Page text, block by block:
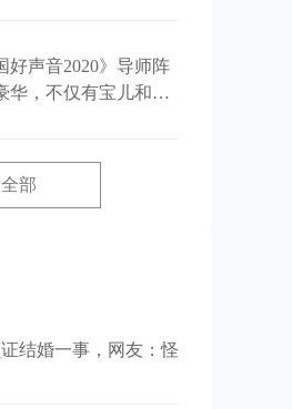
好声音2020》导师阵
华，不仅有宝儿和成
部
结婚一事，网友：怪